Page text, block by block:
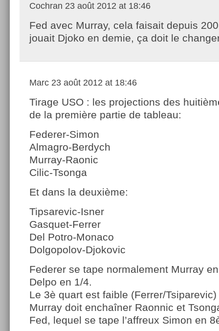
Cochran 23 août 2012 at 18:46
Fed avec Murray, cela faisait depuis
jouait Djoko en demie, ça doit le
Marc 23 août 2012 at 18:46
Tirage USO : les projections des
de la première partie de tableau:
Federer-Simon
Almagro-Berdych
Murray-Raonic
Cilic-Tsonga
Et dans la deuxième:
Tipsarevic-Isner
Gasquet-Ferrer
Del Potro-Monaco
Dolgopolov-Djokovic
Federer se tape normalement Murray
Delpo en 1/4.
Le 3è quart est faible (Ferrer/Tsiparevic)
Murray doit enchaîner Raonnic et
Fed, lequel se tape l’affreux Simon en